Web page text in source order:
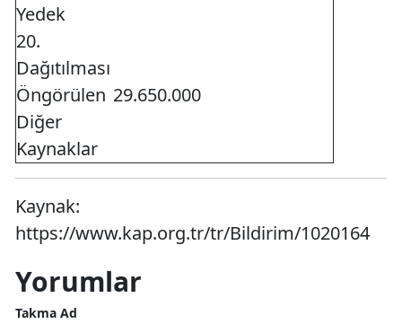
Yedek
20.
Dağıtılması
Öngörülen
Diğer
Kaynaklar
29.650.000
Kaynak:
https://www.kap.org.tr/tr/Bildirim/1020164
Yorumlar
Takma Ad